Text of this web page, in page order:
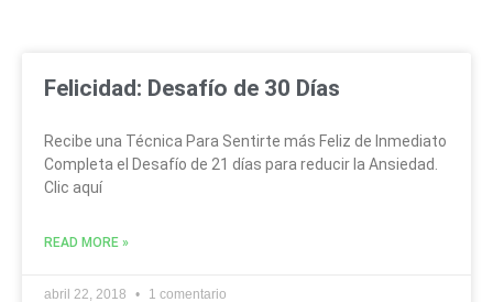
Felicidad: Desafío de 30 Días
Recibe una Técnica Para Sentirte más Feliz de Inmediato
Completa el Desafío de 21 días para reducir la Ansiedad.
Clic aquí
READ MORE »
abril 22, 2018 1 comentario